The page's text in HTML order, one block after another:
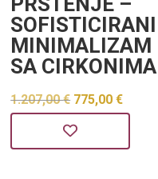
SOFISTICIRANI
MINIMALIZAM
SA CIRKONIMA
1.207,00€ Izvorna
cijena
bila
775,00€